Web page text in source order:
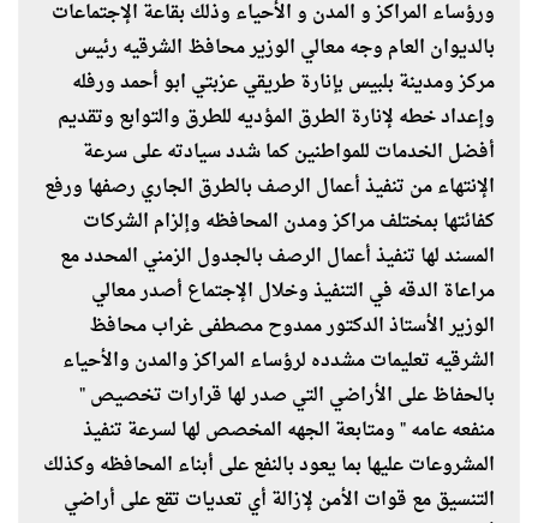
ورؤساء المراكز و المدن و الأحياء وذلك بقاعة الإجتماعات
بالديوان العام وجه معالي الوزير محافظ الشرقيه رئيس
مركز ومدينة بلبيس بإنارة طريقي عزبتي ابو أحمد ورفله
وإعداد خطه لإنارة الطرق المؤديه للطرق والتوابع وتقديم
أفضل الخدمات للمواطنين كما شدد سيادته على سرعة
الإنتهاء من تنفيذ أعمال الرصف بالطرق الجاري رصفها ورفع
كفائتها بمختلف مراكز ومدن المحافظه وإلزام الشركات
المسند لها تنفيذ أعمال الرصف بالجدول الزمني المحدد مع
مراعاة الدقه في التنفيذ وخلال الإجتماع أصدر معالي
الوزير الأستاذ الدكتور ممدوح مصطفى غراب محافظ
الشرقيه تعليمات مشدده لرؤساء المراكز والمدن والأحياء
بالحفاظ على الأراضي التي صدر لها قرارات تخصيص "
منفعه عامه " ومتابعة الجهه المخصص لها لسرعة تنفيذ
المشروعات عليها بما يعود بالنفع على أبناء المحافظه وكذلك
التنسيق مع قوات الأمن لإزالة أي تعديات تقع على أراضي